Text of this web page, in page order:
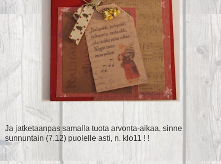
Ja jatketaanpas samalla tuota arvonta-aikaa, sinne
sunnuntain (7.12) puolelle asti, n. klo11 ! !